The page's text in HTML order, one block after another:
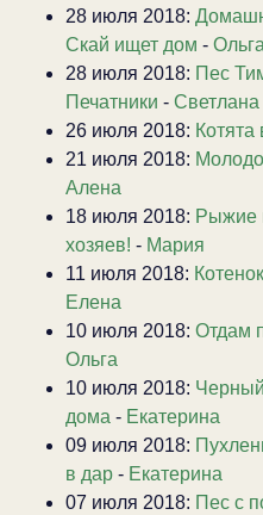
28 июля 2018:
Скай ищет дом -
28 июля 2018: Пес
Печатники - Светлана
26 июля 2018: Котята
21 июля 2018:
Алена
18 июля 2018: Рыжие
хозяев! - Мария
11 июля 2018:
Елена
10 июля 2018: Отдам
Ольга
10 июля 2018: Черный
дома - Екатерина
09 июля 2018:
в дар - Екатерина
07 июля 2018: Пес с